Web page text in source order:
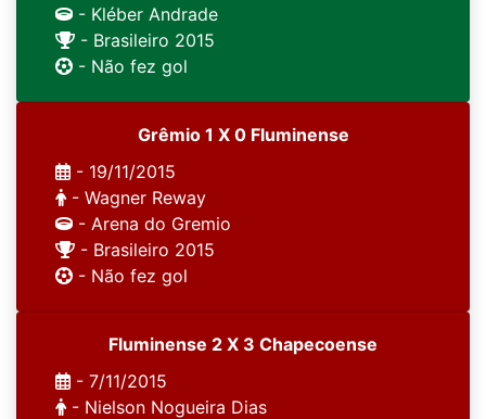
- Kléber Andrade
- Brasileiro 2015
- Não fez gol
Grêmio 1 X 0 Fluminense
- 19/11/2015
- Wagner Reway
- Arena do Gremio
- Brasileiro 2015
- Não fez gol
Fluminense 2 X 3 Chapecoense
- 7/11/2015
- Nielson Nogueira Dias